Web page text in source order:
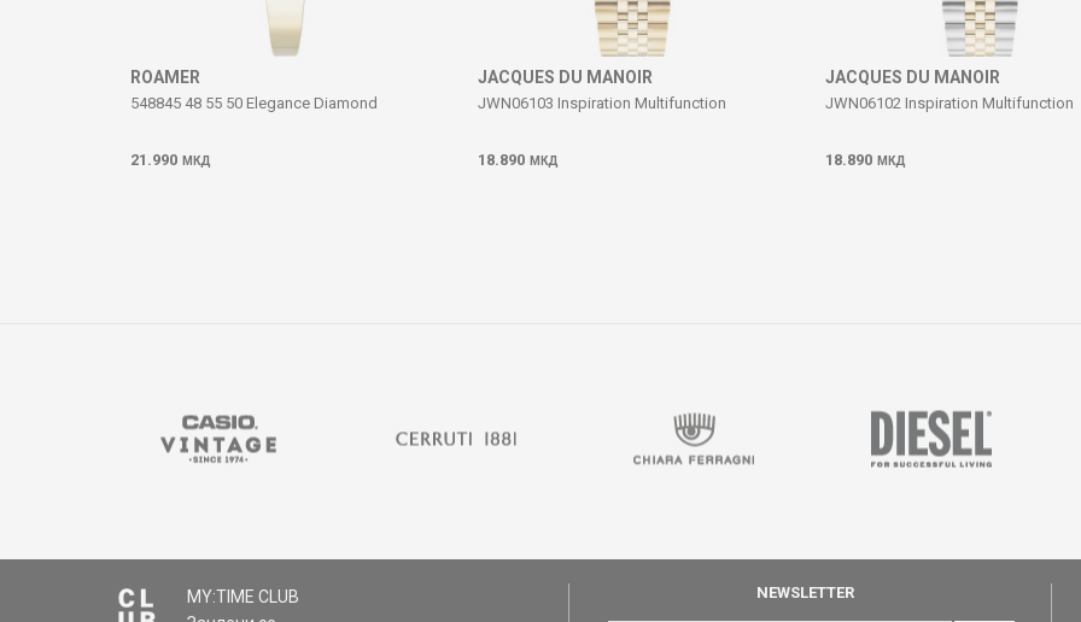
ROAMER
548845 48 55 50 Elegance Diamond
21.990 МКД
JACQUES DU MANOIR
JWN06103 Inspiration Multifunction
18.890 МКД
JACQUES DU MANOIR
JWN06102 Inspiration Multifunction
18.890 МКД
MY:TIME CLUB
NEWSLETTER